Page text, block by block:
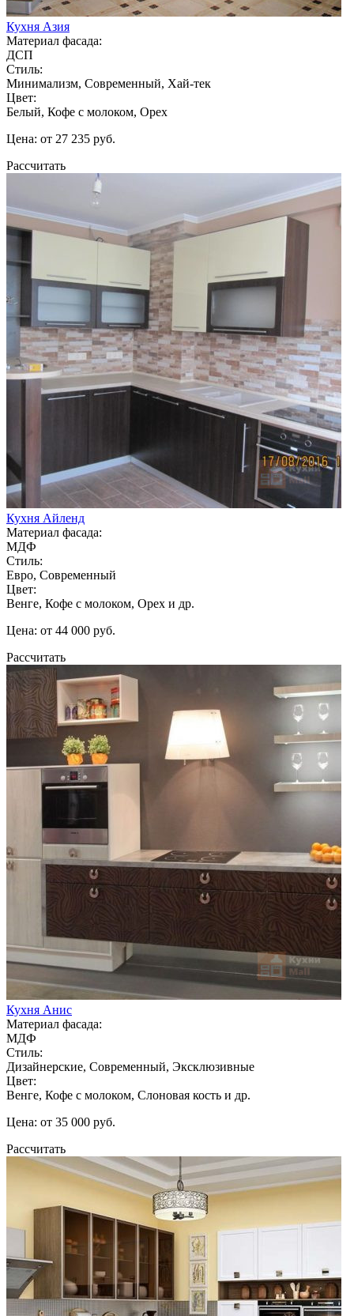
Кухня Азия
Материал фасада:
ДСП
Стиль:
Минимализм, Современный, Хай-тек
Цвет:
Белый, Кофе с молоком, Орех
Цена: от 27 235 руб.
Рассчитать
Кухня Айленд
Материал фасада:
МДФ
Стиль:
Евро, Современный
Цвет:
Венге, Кофе с молоком, Орех и др.
Цена: от 44 000 руб.
Рассчитать
Кухня Анис
Материал фасада:
МДФ
Стиль:
Дизайнерские, Современный, Эксклюзивные
Цвет:
Венге, Кофе с молоком, Слоновая кость и др.
Цена: от 35 000 руб.
Рассчитать